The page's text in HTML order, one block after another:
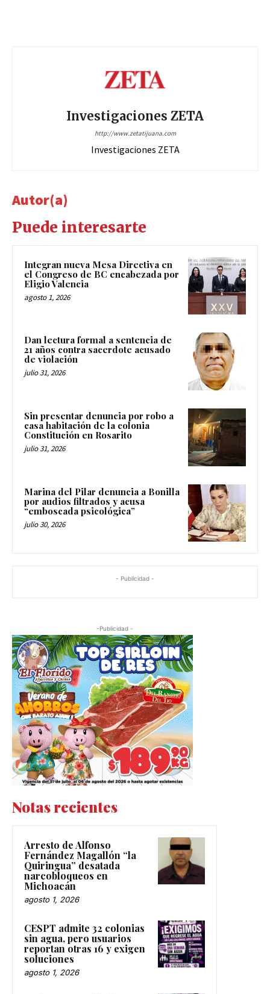
Investigaciones ZETA
http://www.zetatijuana.com
Investigaciones ZETA
Autor(a)
Puede interesarte
Integran nueva Mesa Directiva en
el Congreso de BC encabezada por
Eligio Valencia
agosto 1, 2026
Dan lectura formal a sentencia de
21 años contra sacerdote acusado
de violación
julio 31, 2026
Sin presentar denuncia por robo a
casa habitación de la colonia
Constitución en Rosarito
julio 31, 2026
Marina del Pilar denuncia a Bonilla
por audios filtrados y acusa
“emboscada psicológica”
julio 30, 2026
- Publicidad -
-Publicidad -
Notas recientes
Arresto de Alfonso
Fernández Magallón “la
Quiringua” desatada
narcobloqueos en
Michoacán
agosto 1, 2026
CESPT admite 32 colonias
sin agua, pero usuarios
reportan otras 16 y exigen
soluciones
agosto 1, 2026